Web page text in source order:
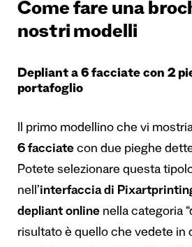
Come fare una
nostri modelli
Depliant a 6 facciate con 2
portafoglio
Il primo modellino che vi
6 facciate con due pieghe
Potete selezionare questa
nell’interfaccia di
depliant online nella categoria
risultato è quello che vedete in